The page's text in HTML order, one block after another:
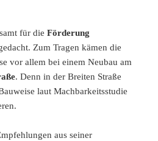
für dieFörderung
Zum Tragen kämen die
vor allem bei einem Neubau am
. Denn in der Breiten Straße
laut Machbarkeitsstudie
aus seiner